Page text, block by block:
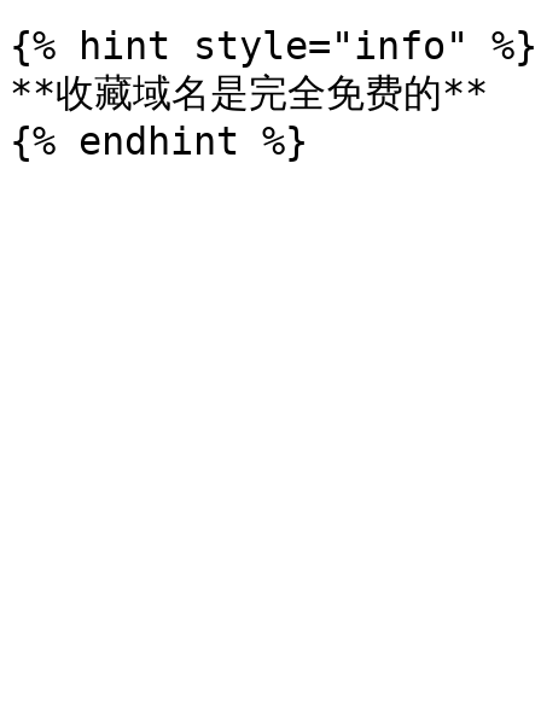
{% hint style="info" %}
**收藏域名是完全免费的**